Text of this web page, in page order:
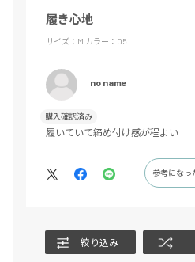
履き心地
サイズ：M カラー：05
no name
購入確認済み
履いていて締め付け感が程よい
参考になっ
絞り込み